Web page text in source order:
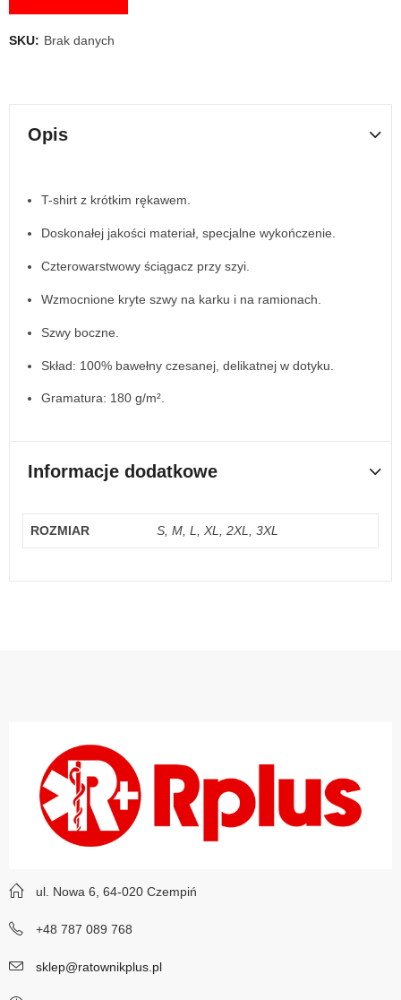
SKU: Brak danych
Opis
T-shirt z krótkim rękawem.
Doskonałej jakości materiał, specjalne wykończenie.
Czterowarstwowy ściągacz przy szyi.
Wzmocnione kryte szwy na karku i na ramionach.
Szwy boczne.
Skład: 100% bawełny czesanej, delikatnej w dotyku.
Gramatura: 180 g/m².
Informacje dodatkowe
ROZMIAR S, M, L, XL, 2XL, 3XL
ul. Nowa 6, 64-020 Czempiń
+48 787 089 768
sklep@ratownikplus.pl